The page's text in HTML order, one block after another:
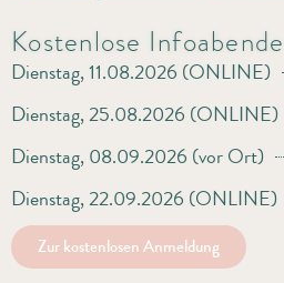
Kostenlose Infoabende
Dienstag, 11.08.2026 (ONLINE)
Dienstag, 25.08.2026 (ONLINE)
Dienstag, 08.09.2026 (vor Ort)
Dienstag, 22.09.2026 (ONLINE)
Zur kostenlosen Anmeldung